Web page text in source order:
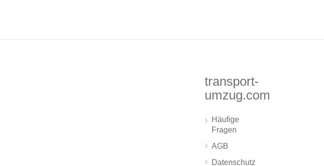
transport-
umzug.com
Häufige
Fragen
AGB
Datenschutz